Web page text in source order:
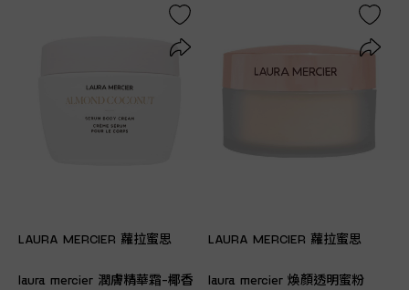
LAURA MERCIER 蘿拉蜜思
laura mercier 潤膚精華霜-椰香
LAURA MERCIER 蘿拉蜜思
laura mercier 煥顏透明蜜粉